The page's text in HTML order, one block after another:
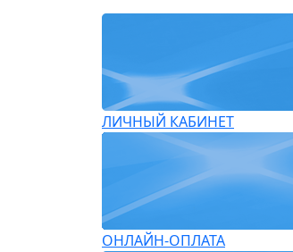
ЛИЧНЫЙ КАБИНЕТ
ОНЛАЙН-ОПЛАТА